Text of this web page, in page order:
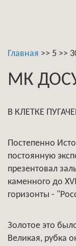
Главная >> 5 >>
МК
В КЛЕТКЕ
Постепенно
постоянную
презентовал
каменного до
горизонты -
Золотое это
Великая, рубка